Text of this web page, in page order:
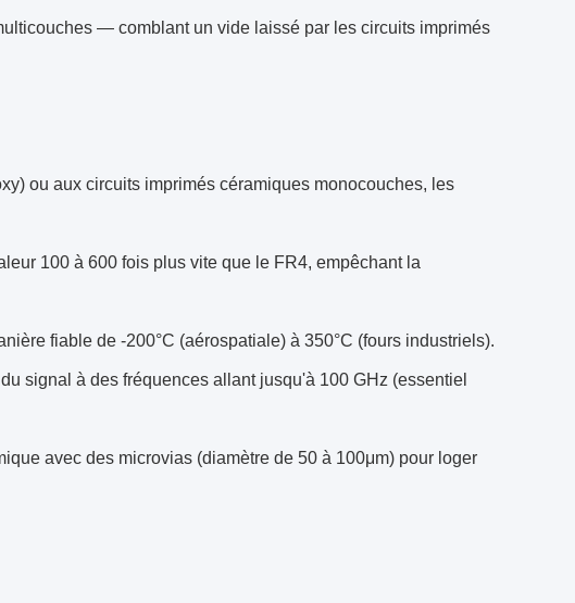
— comblant un vide laissé par les circuits imprimés
ou aux circuits imprimés céramiques monocouches, les
100 à 600 fois plus vite que le FR4, empêchant la
fiable de -200°C (aérospatiale) à 350°C (fours industriels).
signal à des fréquences allant jusqu'à 100 GHz (essentiel
avec des microvias (diamètre de 50 à 100μm) pour loger